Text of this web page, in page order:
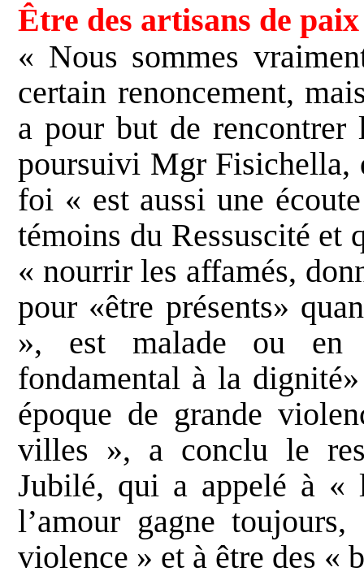
Être des artisans de paix
« Nous sommes
certain renoncement,
a pour but de
poursuivi Mgr Fisichella,
foi « est aussi une
témoins du Ressuscité et
« nourrir les affamés,
pour «être présents»
», est malade ou en
fondamental à la
époque de grande
villes », a conclu le
Jubilé, qui a appelé à «
l’amour gagne
violence » et à être des «